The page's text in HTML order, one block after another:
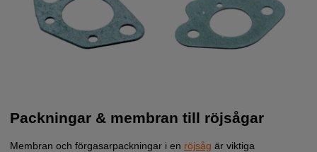
Packningar & membran till röjsågar
Membran och förgasarpackningar i en röjsåg är viktiga